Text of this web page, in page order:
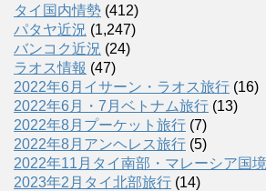
タイ国内情勢 (412)
パタヤ近況 (1,247)
バンコク近況 (24)
ラオス情報 (47)
2022年6月イサーン・ラオス旅行 (16)
2022年6月・7月ベトナム旅行 (13)
2022年8月プーケット旅行 (7)
2022年8月アンヘレス旅行 (5)
2022年11月タイ南部・マレーシア国
2023年2月タイ北部旅行 (14)